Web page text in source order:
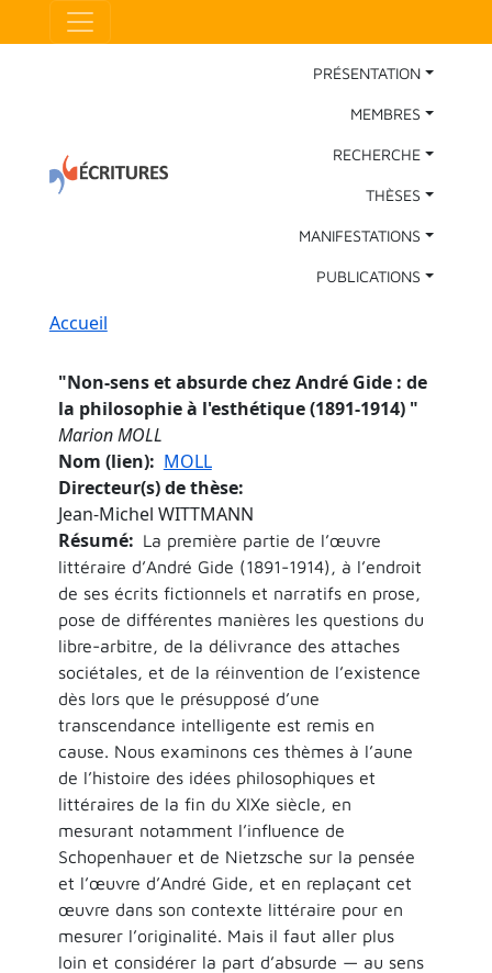
Aller au contenu principal
Main Navigation
PRÉSENTATION
MEMBRES
RECHERCHE
THÈSES
MANIFESTATIONS
PUBLICATIONS
Fil d'Ariane
Accueil
"Non-sens et absurde chez André Gide : de
la philosophie à l'esthétique (1891-1914)"
Marion MOLL
Nom (lien)
MOLL
Directeur(s) de thèse
Jean-Michel WITTMANN
Résumé
La première partie de l’œuvre
littéraire d’André Gide (1891-1914), à l’endroit
de ses écrits fictionnels et narratifs en prose,
pose de différentes manières les questions du
libre-arbitre, de la délivrance des attaches
sociétales, et de la réinvention de l’existence
dès lors que le présupposé d’une
transcendance intelligente est remis en
cause. Nous examinons ces thèmes à l’aune
de l’histoire des idées philosophiques et
littéraires de la fin du XIXe siècle, en
mesurant notamment l’influence de
Schopenhauer et de Nietzsche sur la pensée
et l’œuvre d’André Gide, et en replaçant cet
œuvre dans son contexte littéraire pour en
mesurer l’originalité. Mais il faut aller plus
loin et considérer la part d’absurde — au sens
Panneau de gestion des cookies